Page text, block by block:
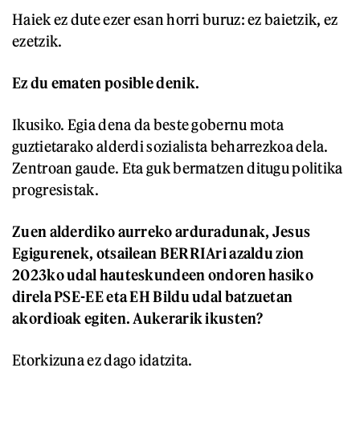
Haiek ez dute ezer esan horri buruz: ez baietzik, ez
ezetzik.
Ez du ematen posible denik.
Ikusiko. Egia dena da beste gobernu mota
guztietarako alderdi sozialista beharrezkoa dela.
Zentroan gaude. Eta guk bermatzen ditugu politika
progresistak.
Zuen alderdiko aurreko arduradunak, Jesus
Egigurenek, otsailean BERRIAri azaldu zion
2023ko udal hauteskundeen ondoren hasiko
direla PSE-EE eta EH Bildu udal batzuetan
akordioak egiten. Aukerarik ikusten?
Etorkizuna ez dago idatzita.